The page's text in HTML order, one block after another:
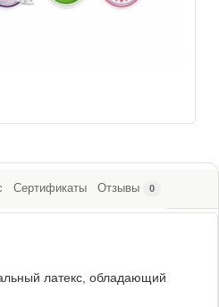
Сертификаты Отзывы 0
латекс, обладающий